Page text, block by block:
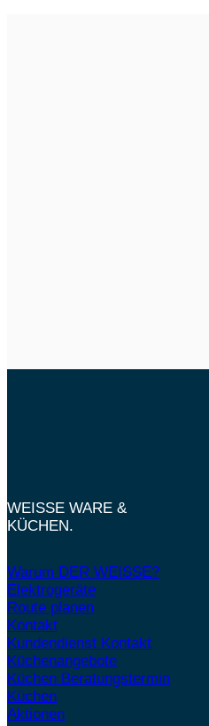
WEISSE WARE &
KÜCHEN.
Warum DER WEISSE?
Elektrogeräte
Route planen
Kontakt
Kundendienst Kontakt
Küchenangebote
Küchen Beratungstermin
Küchen
Aktionen